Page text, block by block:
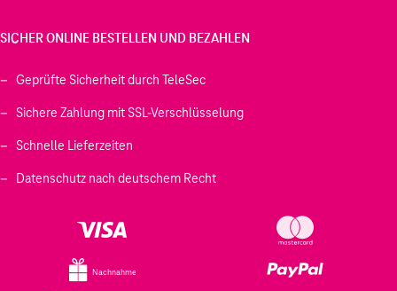
SICHER ONLINE BESTELLEN UND BEZAHLEN
Geprüfte Sicherheit durch TeleSec
Sichere Zahlung mit SSL-Verschlüsselung
Schnelle Lieferzeiten
Datenschutz nach deutschem Recht
Nachnahme